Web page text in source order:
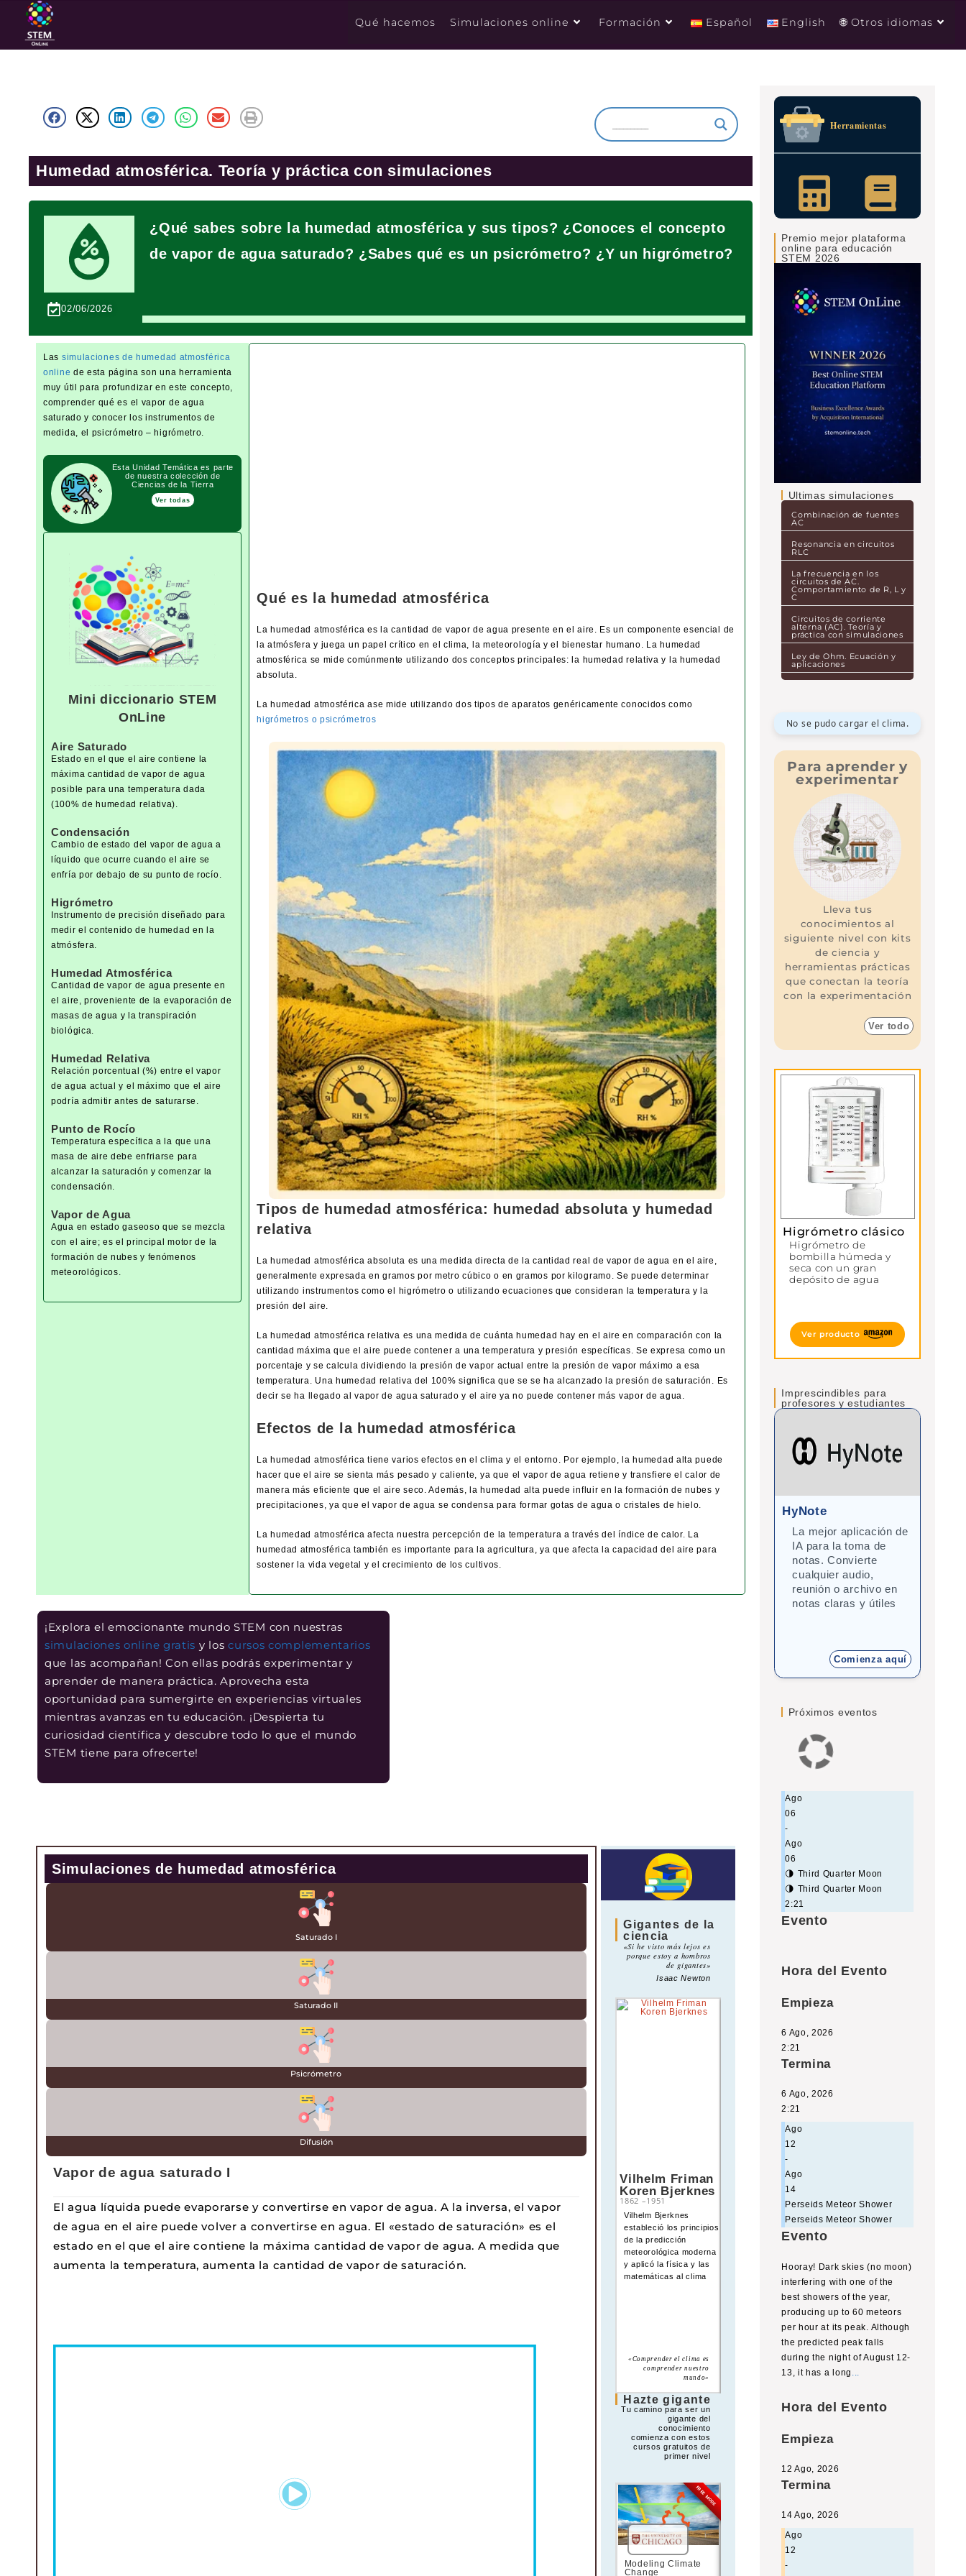
Qué hacemos Simulaciones online Formación Español English 🌐 Otros idiomas
Humedad atmosférica. Teoría y práctica con simulaciones
02/06/2026
¿Qué sabes sobre la humedad atmosférica y sus tipos? ¿Conoces el concepto
de vapor de agua saturado? ¿Sabes qué es un psicrómetro? ¿Y un higrómetro?
Las simulaciones de humedad atmosférica
online de esta página son una herramienta
muy útil para profundizar en este concepto,
comprender qué es el vapor de agua
saturado y conocer los instrumentos de
medida, el psicrómetro – higrómetro.
Esta Unidad Temática es parte
de nuestra colección de
Ciencias de la Tierra
Ver todas
Mini diccionario STEM
OnLine
Aire Saturado
Estado en el que el aire contiene la
máxima cantidad de vapor de agua
posible para una temperatura dada
(100% de humedad relativa).
Condensación
Cambio de estado del vapor de agua a
líquido que ocurre cuando el aire se
enfría por debajo de su punto de rocío.
Higrómetro
Instrumento de precisión diseñado para
medir el contenido de humedad en la
atmósfera.
Humedad Atmosférica
Cantidad de vapor de agua presente en
el aire, proveniente de la evaporación de
masas de agua y la transpiración
biológica.
Humedad Relativa
Relación porcentual (%) entre el vapor
de agua actual y el máximo que el aire
podría admitir antes de saturarse.
Punto de Rocío
Temperatura específica a la que una
masa de aire debe enfriarse para
alcanzar la saturación y comenzar la
condensación.
Vapor de Agua
Agua en estado gaseoso que se mezcla
con el aire; es el principal motor de la
formación de nubes y fenómenos
meteorológicos.
Qué es la humedad atmosférica
La humedad atmosférica es la cantidad de vapor de agua presente en el aire. Es un componente esencial de
la atmósfera y juega un papel crítico en el clima, la meteorología y el bienestar humano. La humedad
atmosférica se mide comúnmente utilizando dos conceptos principales: la humedad relativa y la humedad
absoluta.
La humedad atmosférica ase mide utilizando dos tipos de aparatos genéricamente conocidos como
higrómetros o psicrómetros
Tipos de humedad atmosférica: humedad absoluta y humedad
relativa
La humedad atmosférica absoluta es una medida directa de la cantidad real de vapor de agua en el aire,
generalmente expresada en gramos por metro cúbico o en gramos por kilogramo. Se puede determinar
utilizando instrumentos como el higrómetro o utilizando ecuaciones que consideran la temperatura y la
presión del aire.
La humedad atmosférica relativa es una medida de cuánta humedad hay en el aire en comparación con la
cantidad máxima que el aire puede contener a una temperatura y presión específicas. Se expresa como un
porcentaje y se calcula dividiendo la presión de vapor actual entre la presión de vapor máximo a esa
temperatura. Una humedad relativa del 100% significa que se se ha alcanzado la presión de saturación. Es
decir se ha llegado al vapor de agua saturado y el aire ya no puede contener más vapor de agua.
Efectos de la humedad atmosférica
La humedad atmosférica tiene varios efectos en el clima y el entorno. Por ejemplo, la humedad alta puede
hacer que el aire se sienta más pesado y caliente, ya que el vapor de agua retiene y transfiere el calor de
manera más eficiente que el aire seco. Además, la humedad alta puede influir en la formación de nubes y
precipitaciones, ya que el vapor de agua se condensa para formar gotas de agua o cristales de hielo.
La humedad atmosférica afecta nuestra percepción de la temperatura a través del índice de calor. La
humedad atmosférica también es importante para la agricultura, ya que afecta la capacidad del aire para
sostener la vida vegetal y el crecimiento de los cultivos.
¡Explora el emocionante mundo STEM con nuestras
simulaciones online gratis y loscursos complementarios
que las acompañan! Con ellas podrás experimentar y
aprender de manera práctica. Aprovecha esta
oportunidad para sumergirte en experiencias virtuales
mientras avanzas en tu educación. ¡Despierta tu
curiosidad científica y descubre todo lo que el mundo
STEM tiene para ofrecerte!
Simulaciones de humedad atmosférica
Saturado I
Saturado II
Psicrómetro
Difusión
Vapor de agua saturado I
El agua líquida puede evaporarse y convertirse en vapor de agua. A la inversa, el vapor
de agua en el aire puede volver a convertirse en agua. El «estado de saturación» es el
estado en el que el aire contiene la máxima cantidad de vapor de agua. A medida que
aumenta la temperatura, aumenta la cantidad de vapor de saturación.
Gigantes de la
ciencia
«Si he visto más lejos es
porque estoy a hombros
de gigantes»
Isaac Newton
Vilhelm Friman
Koren Bjerknes
1862 –1951
Vilhelm Bjerknes
estableció los principios
de la predicción
meteorológica moderna
y aplicó la física y las
matemáticas al clima
«Comprender el clima es
comprender nuestro
mundo»
Alfred Lothar
Alfred Wegener formuló
la teoría de la deriva
continentes estuvieron
llamado Pangea, base
de la tectónica de
placas moderna.
«La deriva de los
armonía de las costas y la
similitud de los fósiles a
ambos lados del océano»
Hazte gigante
Tu camino para ser un
gigante del
conocimiento
comienza con estos
cursos gratuitos de
primer nivel
FREE MODE
Modeling Climate
Change
FREE MODE
Introduction to Water
Herramientas
Premio mejor plataforma
online para educación
STEM 2026
Ultimas simulaciones
Combinación de fuentes
AC
Resonancia en circuitos
RLC
La frecuencia en los
circuitos de AC.
Comportamiento de R, L y
C
Circuitos de corriente
alterna (AC). Teoría y
práctica con simulaciones
Ley de Ohm. Ecuación y
aplicaciones
No se pudo cargar el clima.
Para aprender y
experimentar
Lleva tus
conocimientos al
siguiente nivel con kits
de ciencia y
herramientas prácticas
que conectan la teoría
con la experimentación
Ver todo
Higrómetro clásico
Higrómetro de
bombilla húmeda y
seca con un gran
depósito de agua
Ver producto
Imprescindibles para
profesores y estudiantes
HyNote
La mejor aplicación de
IA para la toma de
notas. Convierte
cualquier audio,
reunión o archivo en
notas claras y útiles
Comienza aquí
Próximos eventos
Ago
06
-
Ago
06
🌗 Third Quarter Moon
🌗 Third Quarter Moon
2:21
Evento
Hora del Evento
Empieza
6 Ago, 2026
2:21
Termina
6 Ago, 2026
2:21
Ago
12
-
Ago
14
Perseids Meteor Shower
Perseids Meteor Shower
Evento
Hooray! Dark skies (no moon)
interfering with one of the
best showers of the year,
producing up to 60 meteors
per hour at its peak. Although
the predicted peak falls
during the night of August 12-
13, it has a long ...
Hora del Evento
Empieza
12 Ago, 2026
Termina
14 Ago, 2026
Ago
12
-